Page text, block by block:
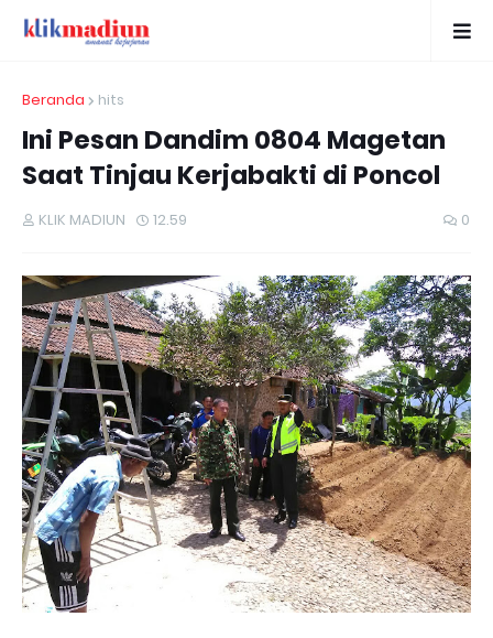
Beranda hits
Ini Pesan Dandim 0804 Magetan
Saat Tinjau Kerjabakti di Poncol
KLIK MADIUN 12.59 0